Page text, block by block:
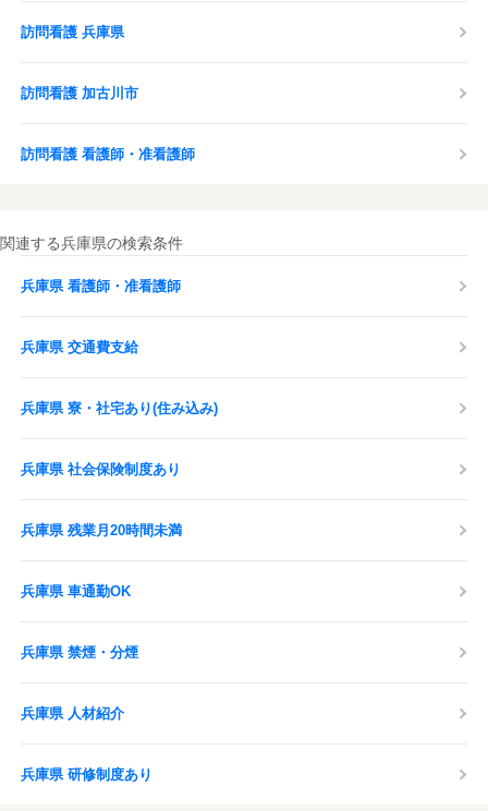
訪問看護 兵庫県
訪問看護 加古川市
訪問看護 看護師・准看護師
関連する兵庫県の検索条件
兵庫県 看護師・准看護師
兵庫県 交通費支給
兵庫県 寮・社宅あり(住み込み)
兵庫県 社会保険制度あり
兵庫県 残業月20時間未満
兵庫県 車通勤OK
兵庫県 禁煙・分煙
兵庫県 人材紹介
兵庫県 研修制度あり